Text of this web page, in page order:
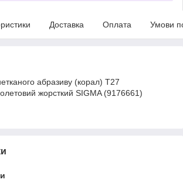
Доставка Оплата Умови
абразиву (корал) Т27
жорсткий SIGMA (9176661)